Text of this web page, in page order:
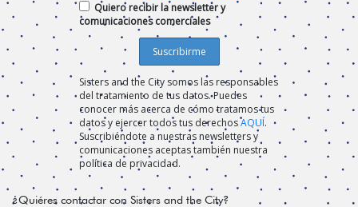
Quiero recibir la newsletter y
comunicaciones comerciales
Sisters and the City somos las responsables
del tratamiento de tus datos. Puedes
conocer más acerca de cómo tratamos tus
datos y ejercer todos tus derechosAQUÍ.
Suscribiéndote a nuestras newsletters y
comunicaciones aceptas también nuestra
política de privacidad.
¿Quiéres contactar con Sisters and the City?